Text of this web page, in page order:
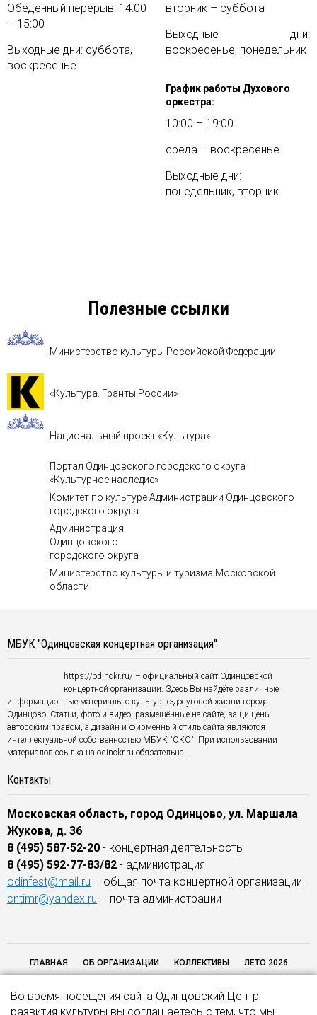
Обеденный перерыв: 14:00
– 15:00
Выходные дни: суббота,
воскресенье
вторник – суббота
Выходные дни:
воскресенье, понедельник
График работы Духового
оркестра:
10:00 – 19:00
среда – воскресенье
Выходные дни:
понедельник, вторник
Полезные ссылки
Министерство культуры Российской Федерации
«Культура. Гранты России»
Национальный проект «Культура»
Портал Одинцовского городского округа
«Культурное наследие»
Комитет по культуре Администрации Одинцовского
городского округа
Администрация
Одинцовского
городского округа
Министерство культуры и туризма Московской
области
МБУК "Одинцовская концертная организация"
https://odinckr.ru/ – официальный сайт Одинцовской
концертной организации. Здесь Вы найдёте различные
информационные материалы о культурно-досуговой жизни города
Одинцово. Статьи, фото и видео, размещённые на сайте, защищены
авторским правом, а дизайн и фирменный стиль сайта являются
интеллектуальной собственностью МБУК "ОКО". При использовании
материалов ссылка на odinckr.ru обязательна!.
Контакты
Московская область, город Одинцово, ул. Маршала
Жукова, д. 36
8 (495) 587-52-20 - концертная деятельность
8 (495) 592-77-83/82 - администрация
odinfest@mail.ru – общая почта концертной организации
cntimr@yandex.ru – почта администрации
ГЛАВНАЯ ОБ ОРГАНИЗАЦИИ КОЛЛЕКТИВЫ ЛЕТО 2026
ОЦЕНКА КАЧЕСТВА 2026 КОНТАКТЫ
Во время посещения сайта Одинцовский Центр
развития культуры вы соглашаетесь с тем, что мы